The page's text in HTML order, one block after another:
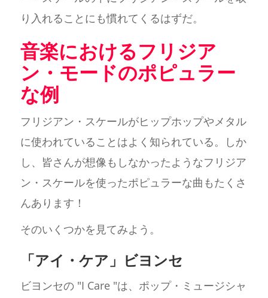
り入れることにも慣れてくるはずだ。
音楽におけるフリジア
ン・モードのポピュラー
な例
フリジアン・スケールがヒップホップやメタル
に使われていることはよく知られている。しか
し、皆さんが想像もしなかったようなフリジア
ン・スケールを使ったポピュラーな曲もたくさ
んあります！
そのいくつかを見てみよう。
「アイ・ケア」ビヨンセ
ビヨンセの "I Care "は、ポップ・ミュージシャ